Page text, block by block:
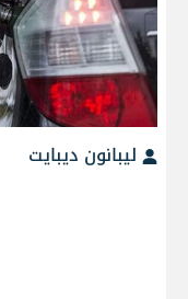
ليبانون ديبايت